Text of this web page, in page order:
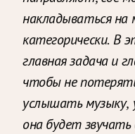
накладываться на
категорически. В
главная задача и
чтобы не
услышать музыку,
она будет